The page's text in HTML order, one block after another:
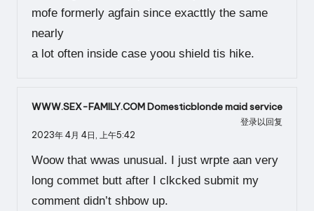
mofe formerly agfain since exacttly the same
nearly
a lot often inside case yoou shield tis hike.
WWW.SEX-FAMILY.COM Domesticblonde maid service
登录以回复
2023年 4月 4日,
上午5:42
Woow that wwas unusual. I just wrpte aan very
long commet butt after I clkcked submit my
comment didn’t shbow up.